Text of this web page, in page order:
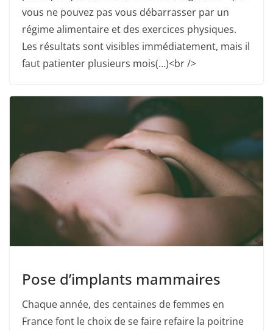
vous ne pouvez pas vous débarrasser par un
régime alimentaire et des exercices physiques.
Les résultats sont visibles immédiatement, mais il
faut patienter plusieurs mois(…)<br />
Pose d’implants mammaires
Chaque année, des centaines de femmes en
France font le choix de se faire refaire la poitrine